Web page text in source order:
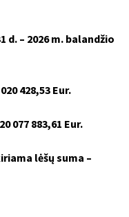
d. – 2026 m. balandžio
428,53 Eur.
077 883,61 Eur.
lėšų suma –